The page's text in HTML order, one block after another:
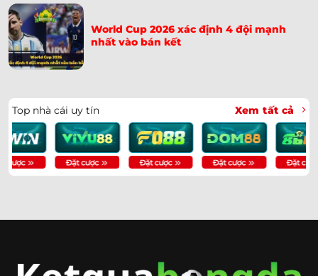
➤ Soi Kèo Tây Ban Nha Vs Saudi Arabia 23h00 Ngày
21/06: Chốt Kèo
➤ Hàn Quốc Bị Drone Trinh Thám Tại World Cup 2026:
Quân Đội Can Thiệp
Messi Lập Hat-Trick Lịch Sử Tại World Cup 2026 | 16
Bàn
➤
Soi Kèo CH Séc Vs Nam Phi 23h00 Ngày 18/06 | Chốt
Tỷ Số
World Cup 2026 xác định 4 đội mạnh
nhất vào bán kết
Top nhà cái uy tín Xem tất cả